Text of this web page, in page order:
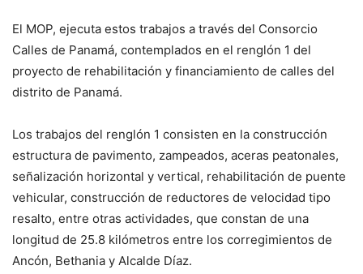
El MOP, ejecuta estos trabajos a través del Consorcio
Calles de Panamá, contemplados en el renglón 1 del
proyecto de rehabilitación y financiamiento de calles del
distrito de Panamá.
Los trabajos del renglón 1 consisten en la construcción
estructura de pavimento, zampeados, aceras peatonales,
señalización horizontal y vertical, rehabilitación de puente
vehicular, construcción de reductores de velocidad tipo
resalto, entre otras actividades, que constan de una
longitud de 25.8 kilómetros entre los corregimientos de
Ancón, Bethania y Alcalde Díaz.